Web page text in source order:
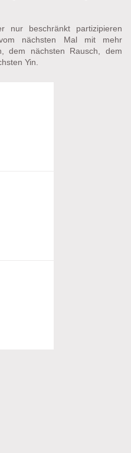
nur beschränkt partizipieren
nächsten Mal mit mehr
dem nächsten Rausch, dem
Yin.